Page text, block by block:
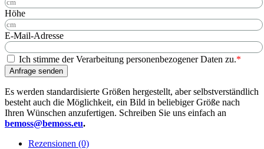
Höhe
E-Mail-Adresse
Ich stimme der Verarbeitung personenbezogener Daten zu.*
Anfrage senden
Es werden standardisierte Größen hergestellt, aber selbstverständlich
besteht auch die Möglichkeit, ein Bild in beliebiger Größe nach
Ihren Wünschen anzufertigen. Schreiben Sie uns einfach an
bemoss@bemoss.eu.
Rezensionen (0)